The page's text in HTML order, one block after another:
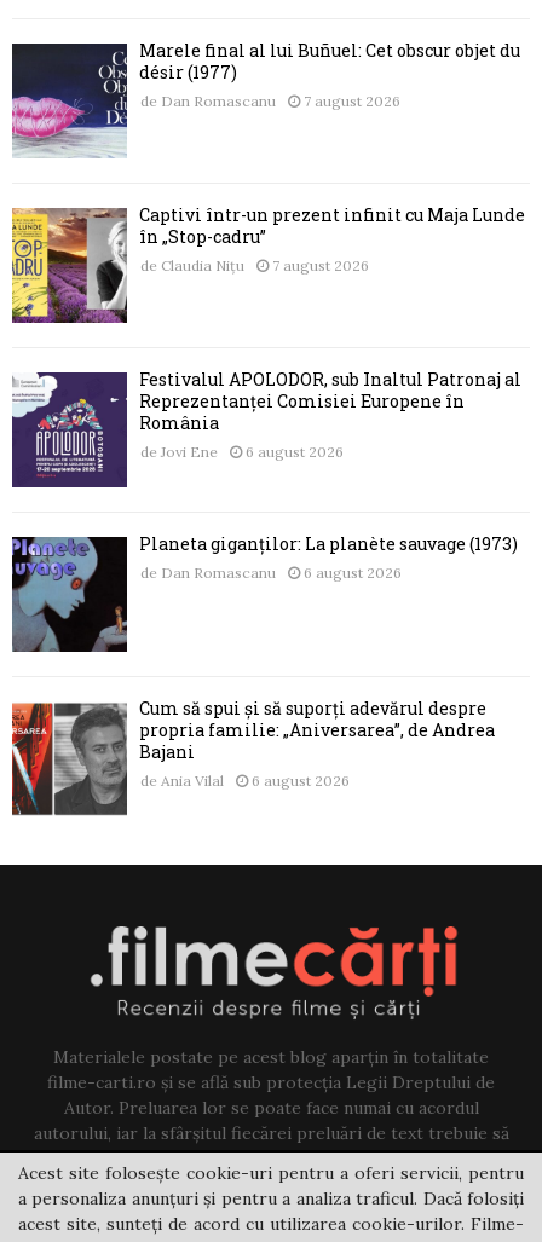
Marele final al lui Buñuel: Cet obscur objet du
désir (1977)
de Dan Romascanu 7 august 2026
Captivi într-un prezent infinit cu Maja Lunde
în „Stop-cadru”
de Claudia Nițu 7 august 2026
Festivalul APOLODOR, sub Înaltul Patronaj al
Reprezentanței Comisiei Europene în
România
de Jovi Ene 6 august 2026
Planeta giganților: La planète sauvage (1973)
de Dan Romascanu 6 august 2026
Cum să spui și să suporți adevărul despre
propria familie: „Aniversarea”, de Andrea
Bajani
de Ania Vilal 6 august 2026
Materialele postate pe acest blog aparțin în totalitate
filme-carti.ro și se află sub protecția Legii Dreptului de
Autor. Preluarea lor se poate face numai cu acordul
autorului, iar la sfârșitul fiecărei preluări de text trebuie să
existe un link către acest blog.
Contact us:jovi@filme-carti.ro
Acest site folosește cookie-uri pentru a oferi servicii, pentru
a personaliza anunțuri și pentru a analiza traficul. Dacă folosiți
acest site, sunteți de acord cu utilizarea cookie-urilor. Filme-